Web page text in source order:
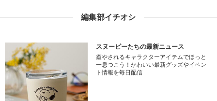
編集部イチオシ
スヌーピーたちの最新ニュース
癒やされるキャラクターアイテムでほっと
一息つこう！かわいい最新グッズやイベン
ト情報を毎日配信